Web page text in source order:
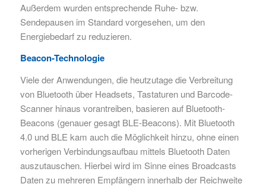
Außerdem wurden entsprechende Ruhe- bzw.
Sendepausen im Standard vorgesehen, um den
Energiebedarf zu reduzieren.
Beacon-Technologie
Viele der Anwendungen, die heutzutage die Verbreitung
von Bluetooth über Headsets, Tastaturen und Barcode-
Scanner hinaus vorantreiben, basieren auf Bluetooth-
Beacons (genauer gesagt BLE-Beacons). Mit Bluetooth
4.0 und BLE kam auch die Möglichkeit hinzu, ohne einen
vorherigen Verbindungsaufbau mittels Bluetooth Daten
auszutauschen. Hierbei wird im Sinne eines Broadcasts
Daten zu mehreren Empfängern innerhalb der Reichweite